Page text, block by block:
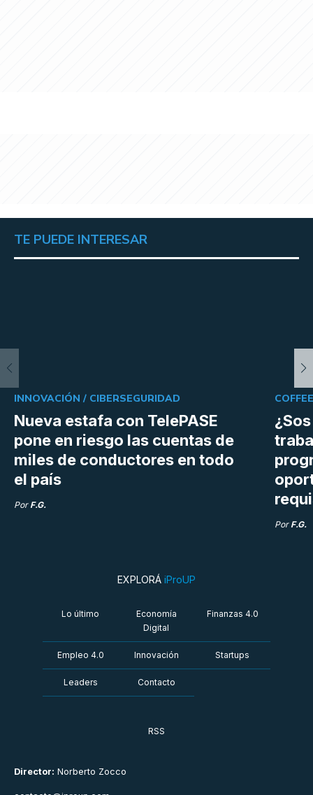
TE PUEDE INTERESAR
Nueva estafa con TelePASE
pone en riesgo las cuentas de
miles de conductores en todo
el país
INNOVACIÓN / CIBERSEGURIDAD
Por F.G.
Por F.G.
Director: Norberto Zocco
EXPLORÁ iProUP
Lo último
Economía
Digital
Finanzas 4.0
Empleo 4.0 Innovación Startups
Leaders Contacto
RSS